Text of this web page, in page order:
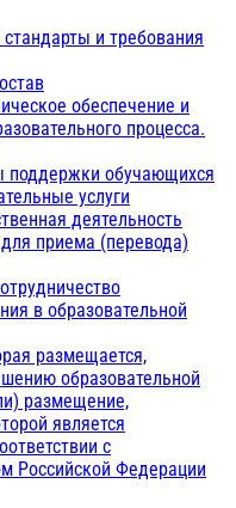
и требования
обеспечение и
процесса.
поддержки обучающихся
услуги
деятельность
приема (перевода)
в образовательной
размещается,
образовательной
размещение,
является
с
Российской Федерации